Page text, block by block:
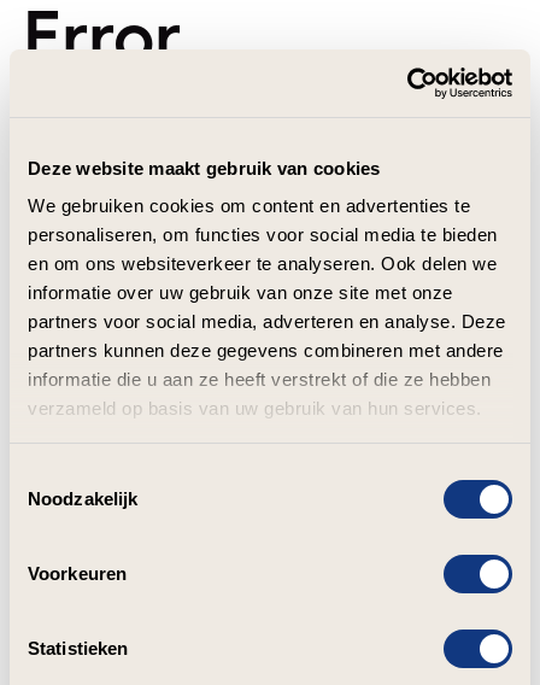
Deze website maakt gebruik van cookies
We gebruiken cookies om content en advertenties te
personaliseren, om functies voor social media te bieden
en om ons websiteverkeer te analyseren. Ook delen we
informatie over uw gebruik van onze site met onze
partners voor social media, adverteren en analyse. Deze
partners kunnen deze gegevens combineren met andere
informatie die u aan ze heeft verstrekt of die ze hebben
verzameld op basis van uw gebruik van hun services.
Noodzakelijk
Voorkeuren
Statistieken
Error